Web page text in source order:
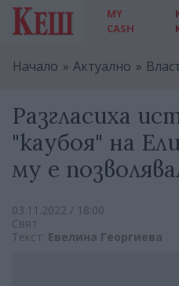
MY
CASH
Начало Актуално
Разгласиха
"каубоя" на
му е
03.11.2022 / 18:00
Свят
Текст: Евелина Георгиева